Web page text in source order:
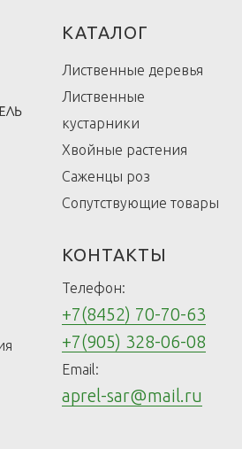
КАТАЛОГ
Лиственные деревья
Лиственные
кустарники
Хвойные растения
Саженцы роз
Сопутствующие товары
КОНТАКТЫ
Телефон:
+7(8452) 70-70-63
+7(905) 328-06-08
Email:
aprel-sar@mail.ru